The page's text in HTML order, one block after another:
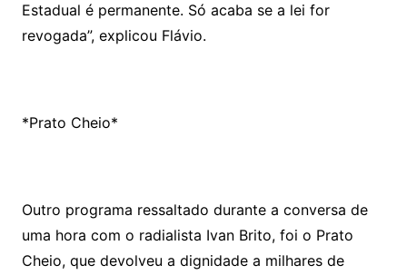
Estadual é permanente. Só acaba se a lei for
revogada”, explicou Flávio.
*Prato Cheio*
Outro programa ressaltado durante a conversa de
uma hora com o radialista Ivan Brito, foi o Prato
Cheio, que devolveu a dignidade a milhares de